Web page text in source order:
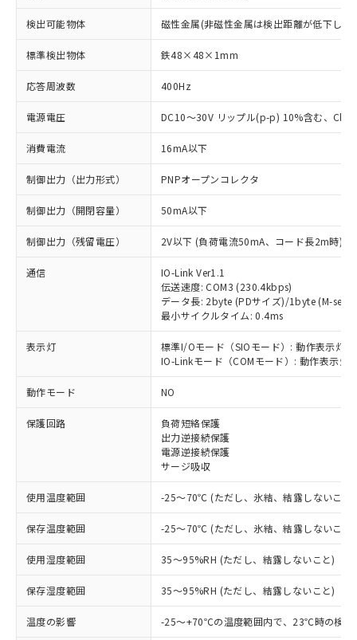
検出可能物体 磁性金属(非磁性金属は検出距離が低下しま
標準検出物体 鉄48×48×1mm
応答周波数 400Hz
電源電圧 DC10～30V リップル(p-p) 10%含む、
消費電流 16mA以下
制御出力（出力形式） PNPオープンコレクタ
制御出力（開閉容量） 50mA以下
制御出力（残留電圧） 2V以下 (負荷電流50mA、コード長2m時)
通信
IO-Link Ver1.1
伝送速度: COM3 (230.4kbps)
データ長: 2byte (PDサイズ)/1byte (M-
最小サイクルタイム: 0.4ms
表示灯
標準I/Oモード（SIOモード）: 動作表示灯(
IO-Linkモード（COMモード）: 動作表示
動作モード NO
保護回路
負荷短絡保護
出力逆接続保護
電源逆接続保護
サージ吸収
使用温度範囲 -25～70℃ (ただし、氷結、結露しないこと)
保存温度範囲 -25～70℃ (ただし、氷結、結露しないこと)
使用湿度範囲 35～95%RH (ただし、結露しないこと)
保存湿度範囲 35～95%RH (ただし、結露しないこと)
温度の影響 -25～+70℃の温度範囲内で、23℃時の検
ご利用条件
以下の条件をお読みいただき、同意のうえ
ご利用ください。
商品の当社在庫状況および標準価格
(税抜)を提供させていただくもので
当社制御機器事業取扱商品の中には、
本サービスの対象外となる商品もある
対応済み：EU RoHS指令（10物質）の
非含有に対応した製品が提供可能な商品で
す。
対応予定：EU RoHS指令（10物質）の非含
有に対応した製品に切り替える予定のある
対応予定なし：EU RoHS指令（10物質）の
非含有に非対応の商品で、対応品を出す予
定はありません。
調査・確認中：EU RoHS指令（10物質）の
非含有の対応状況を調査中または確認中の
非該当品：ライセンス料など無形物で、有
害物質有無と関係のない商品です。
仕入先様の事情により、非含有部品として
※1 中国RoHS○×表
「○」：最大均質材料含有率が中国RoHSの
基準値以下であることを示します。
「×」：最大均質材料含有率が中国RoHSの